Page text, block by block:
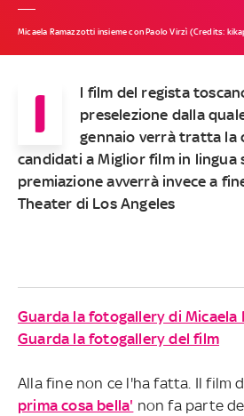
Micaela Ramazzotti insieme con Paolo Virzì (Credits:
I
l film del regista
preselezione dalla
gennaio verrà tratta la
candidati a Miglior film in lingua
premiazione avverrà invece a
Theater di Los Angeles
Guarda la fotogallery di Micaela
Guarda la fotogallery del film
Alla fine non ce l'ha fatta. Il film
prima cosa bella' non fa parte